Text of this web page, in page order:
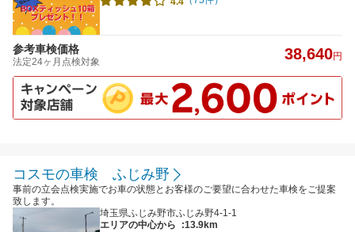
参考車検価格
法定24ヶ月点検対象 38,640円
コスモの車検 ふじみ野
事前の立会点検実施でお車の状態とお客様のご要望に合わせた車検をご提案
致します。
埼玉県ふじみ野市ふじみ野4-1-1
エリアの中心から
:13.9km